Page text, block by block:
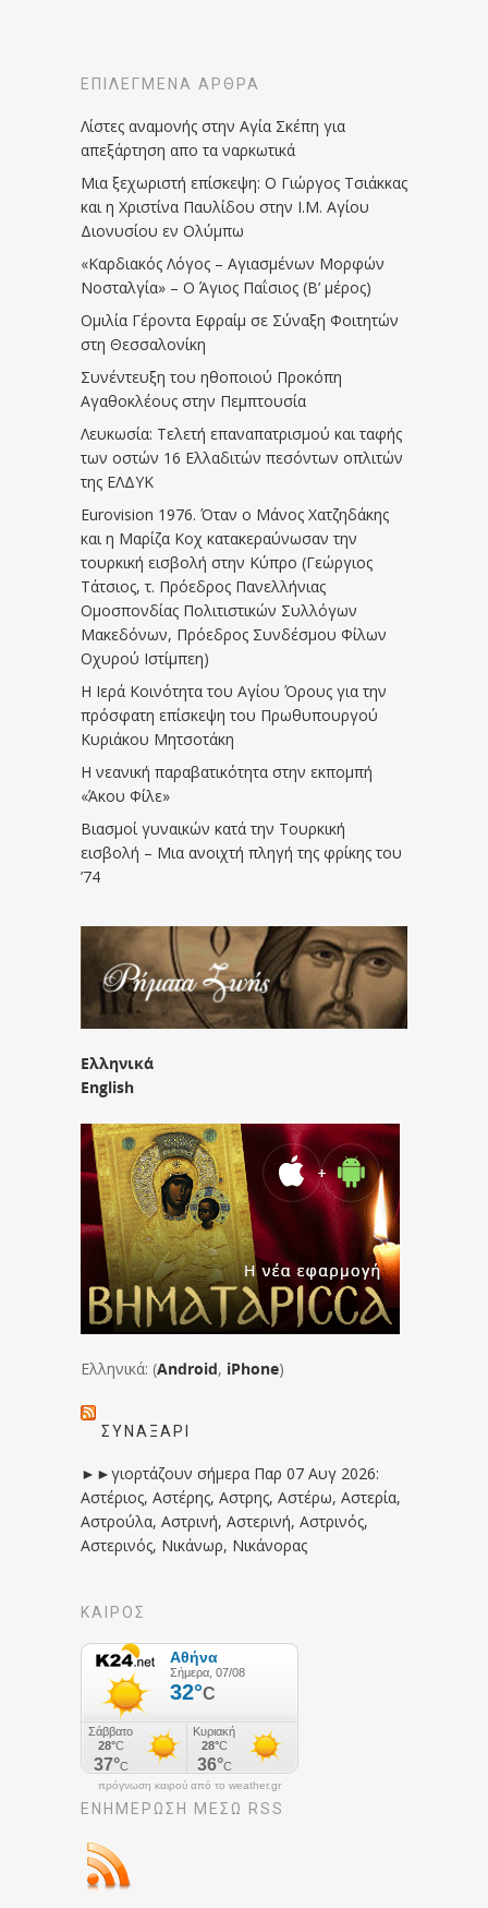
ΕΠΙΛΕΓΜΈΝΑ ΆΡΘΡΑ
Λίστες αναμονής στην Αγία Σκέπη για
απεξάρτηση απο τα ναρκωτικά
Μια ξεχωριστή επίσκεψη: Ο Γιώργος Τσιάκκας
και η Χριστίνα Παυλίδου στην Ι.Μ. Αγίου
Διονυσίου εν Ολύμπω
«Καρδιακός Λόγος – Αγιασμένων Μορφών
Νοσταλγία» – Ο Άγιος Παΐσιος (Β’ μέρος)
Ομιλία Γέροντα Εφραίμ σε Σύναξη Φοιτητών
στη Θεσσαλονίκη
Συνέντευξη του ηθοποιού Προκόπη
Αγαθοκλέους στην Πεμπτουσία
Λευκωσία: Τελετή επαναπατρισμού και ταφής
των οστών 16 Ελλαδιτών πεσόντων οπλιτών
της ΕΛΔΥΚ
Eurovision 1976. Όταν ο Μάνος Χατζηδάκης
και η Μαρίζα Κοχ κατακεραύνωσαν την
τουρκική εισβολή στην Κύπρο (Γεώργιος
Τάτσιος, τ. Πρόεδρος Πανελλήνιας
Ομοσπονδίας Πολιτιστικών Συλλόγων
Μακεδόνων, Πρόεδρος Συνδέσμου Φίλων
Οχυρού Ιστίμπεη)
Η Ιερά Κοινότητα του Αγίου Όρους για την
πρόσφατη επίσκεψη του Πρωθυπουργού
Κυριάκου Μητσοτάκη
Η νεανική παραβατικότητα στην εκπομπή
«Άκου Φίλε»
Βιασμοί γυναικών κατά την Τουρκική
εισβολή – Μια ανοιχτή πληγή της φρίκης του
’74
Ελληνικά
English
Ελληνικά: (Android, iPhone)
ΣΥΝΑΞΆΡΙ
►►γιορτάζουν σήμερα Παρ 07 Αυγ 2026:
Αστέριος, Αστέρης, Αστρης, Αστέρω, Αστερία,
Αστρούλα, Αστρινή, Αστερινή, Αστρινός,
Αστερινός, Νικάνωρ, Νικάνορας
ΚΑΙΡΟΣ
πρόγνωση καιρού από το weather.gr
ΕΝΗΜΈΡΩΣΉ ΜΕΣΩ RSS